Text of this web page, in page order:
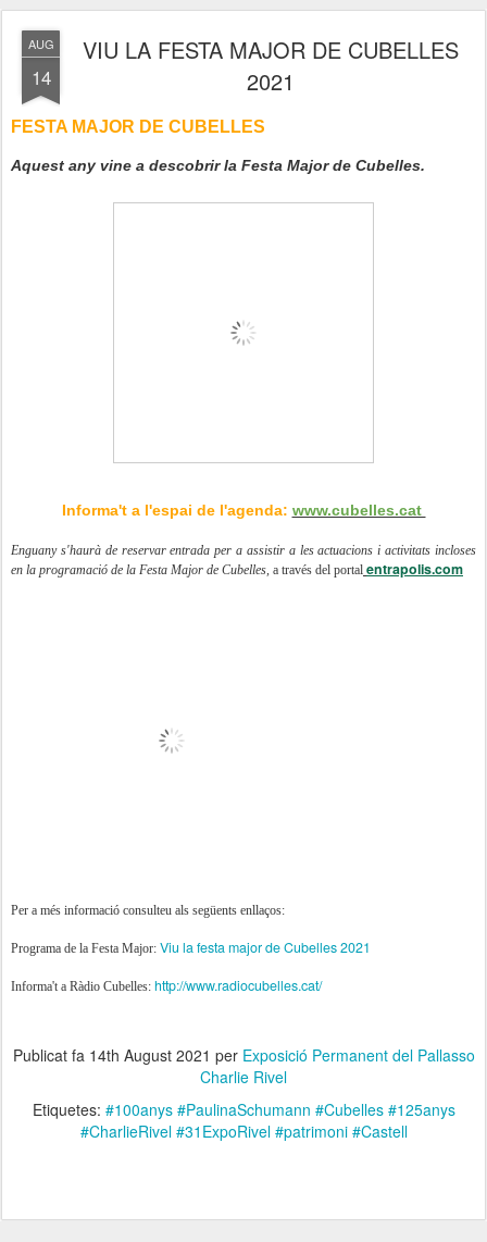
AUG
14
VIU LA FESTA MAJOR DE CUBELLES
2021
FESTA MAJOR DE CUBELLES
Aquest any vine a descobrir la Festa Major de Cubelles.
Informa't a l'espai de l'agenda: www.cubelles.cat
Enguany s'haurà de reservar entrada per a assistir a les actuacions i activitats incloses
en la programació de la Festa Major de Cubelles, a través del portal entrapolis.com
Per a més informació consulteu als següents enllaços:
Programa de la Festa Major: Viu la festa major de Cubelles 2021
Informa't a Ràdio Cubelles: http://www.radiocubelles.cat/
Publicat fa 14th August 2021 per Exposició Permanent del Pallasso
Charlie Rivel
Etiquetes: #100anys #PaulinaSchumann #Cubelles #125anys
#CharlieRivel #31ExpoRivel #patrimoni #Castell